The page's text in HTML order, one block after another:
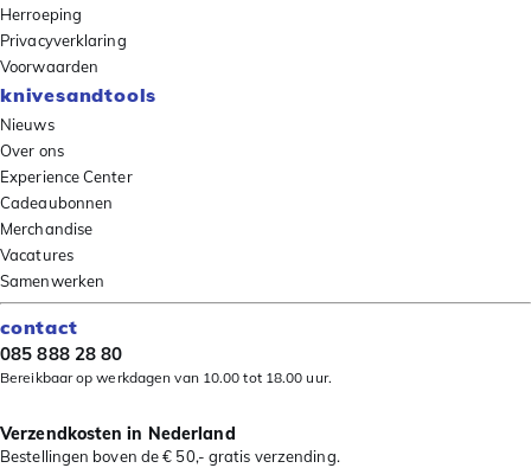
Herroeping
Privacyverklaring
Voorwaarden
knivesandtools
Nieuws
Over ons
Experience Center
Cadeaubonnen
Merchandise
Vacatures
Samenwerken
contact
085 888 28 80
Bereikbaar op werkdagen van 10.00 tot 18.00 uur.
Verzendkosten in Nederland
Bestellingen boven de € 50,- gratis verzending.